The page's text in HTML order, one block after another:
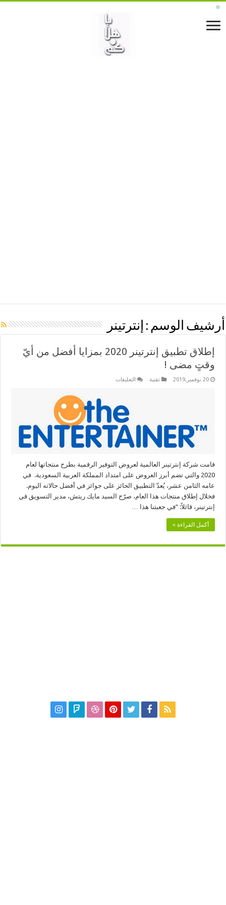
أرشيف الوسم : إنترتينر
إطلاق تطبيق إنترتينر 2020 بمزايا أفضل من أيّ
وقتٍ مضى !
20 نوفمبر,2019 تقنية التعليقاتعلى
إنترتينر
2020
بمزايا
أفضل
من
أيّ
وقتٍ
مضى
قامت شركة إنترتينر العالمية لعروض التوفير الرقمية بطرح منتجاتها لعام
2020 والتي تضم أبرز العروض على امتداد المملكة العربية السعودية. في
عامه الثامن عشر، يُعدّ التطبيق الحائز على جوائز في أفضل حالاته اليوم.
فخلال إطلاق منتجات هذا العام، صرّح السيد مايك ريتش، مدير التسويق في
إنترتينر، قائلاً: “في جعبتنا هذا …
أكمل القراءة »